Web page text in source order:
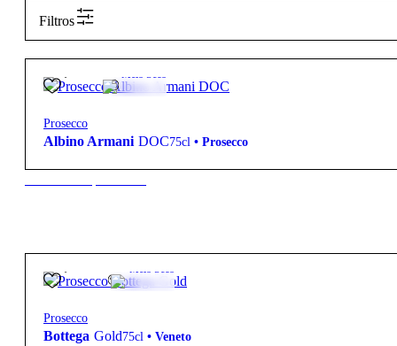
Filtros
10,50€ Meio Seco
Prosecco
Albino Armani DOC75cl • Prosecco
24,50€ Meio Seco
Prosecco
Bottega Gold75cl • Veneto